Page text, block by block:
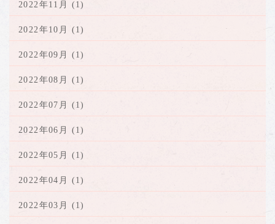
2022年11月 (1)
2022年10月 (1)
2022年09月 (1)
2022年08月 (1)
2022年07月 (1)
2022年06月 (1)
2022年05月 (1)
2022年04月 (1)
2022年03月 (1)